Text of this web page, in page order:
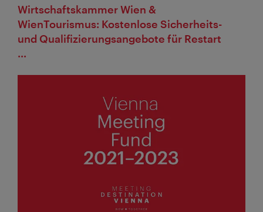
Wirtschaftskammer Wien &
WienTourismus: Kostenlose Sicherheits-
und Qualifizierungsangebote für Restart
...